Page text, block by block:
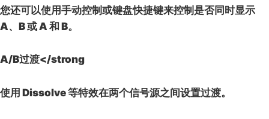
您还可以使用手动控制或键盘快捷键来控制是否同时显示
A、 B或A 和 B。
A/B过渡</strong
使用 Dissolve等特效在两个信号源之间设置过渡。